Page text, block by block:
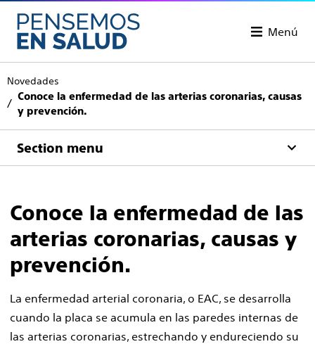
Menú
Novedades
Conoce la enfermedad de las arterias coronarias, causas
y prevención.
Section menu
Conoce la enfermedad de las
arterias coronarias, causas y
prevención.
La enfermedad arterial coronaria, o EAC, se desarrolla
cuando la placa se acumula en las paredes internas de
las arterias coronarias, estrechando y endureciendo su